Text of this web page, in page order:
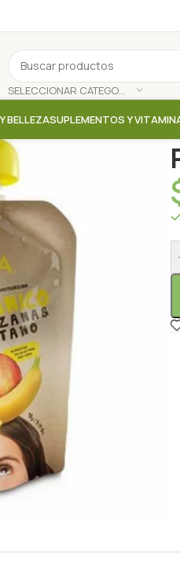
SELECCIONAR CATEGORÍA
BELLEZASUPLEMENTOS Y